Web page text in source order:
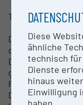
Teil der mobilen
Der Anhänger ist
des Disaster
Dieses wurde im
geförderten
Projekts
DCNA-
Diese
ähnliche
technisch
Dienste
hinaus
Einwilligung